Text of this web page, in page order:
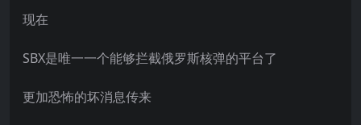
现在
SBX是唯一一个能够拦截俄罗斯核弹的平台了
更加恐怖的坏消息传来